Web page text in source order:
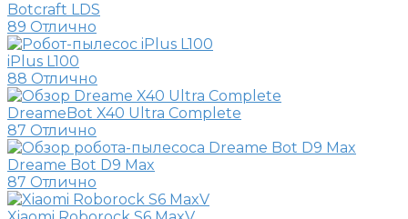
Botcraft LDS
89 Отлично
iPlus L100
88 Отлично
DreameBot X40 Ultra Complete
87 Отлично
Dreame Bot D9 Max
87 Отлично